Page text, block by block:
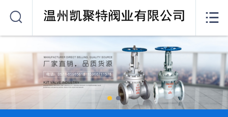
网站首页
关于我们
产品中心
公司动态

